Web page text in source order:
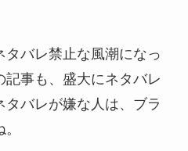
バレ禁止な風潮になっ
事も、盛大にネタバレ
バレが嫌な人は、ブラ